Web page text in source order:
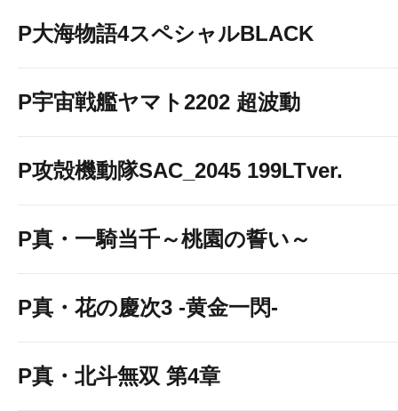
P大海物語4スペシャルBLACK
P宇宙戦艦ヤマト2202 超波動
P攻殻機動隊SAC_2045 199LTver.
P真・一騎当千～桃園の誓い～
P真・花の慶次3 -黄金一閃-
P真・北斗無双 第4章